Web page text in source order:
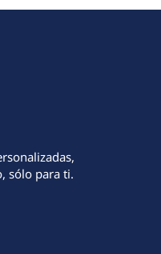
sólo para ti.